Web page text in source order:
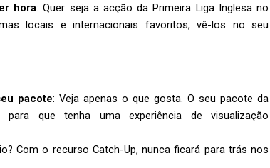
hora: Quer seja a acção da Primeira Liga Inglesa no
locais e internacionais favoritos, vê-los no seu
pacote: Veja apenas o que gosta. O seu pacote da
que tenha uma experiência de visualização
Com o recurso Catch-Up, nunca ficará para trás nos